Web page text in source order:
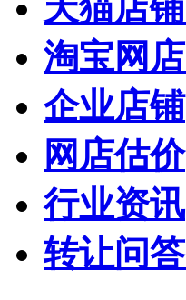
淘宝网店
企业店铺
网店估价
行业资讯
转让问答